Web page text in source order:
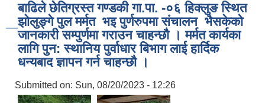
बाढिले छेतिग्रस्त गण्डकी गा.पा. -०६ हिक्लुङ स्थित
झोलुङ्गे पुल मर्मत भइ पुर्णरुपमा संचालन भैसकेको
जानकारी सम्पुर्णमा गराउन चाहन्छौ । मर्मत कार्यका
लागि पुन: स्थानिय पुर्वाधार बिभाग लाई हार्दिक
धन्यबाद ज्ञापन गर्न चाहन्छौ ।
Submitted on: Sun, 08/20/2023 - 12:26